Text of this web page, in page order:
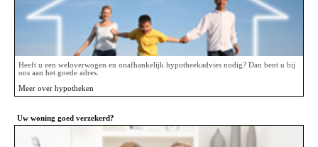
Heeft u een weloverwogen en onafhankelijk hypotheekadvies nodig? Dan bent u bij
ons aan het goede adres.
Meer over hypotheken
Uw woning goed verzekerd?